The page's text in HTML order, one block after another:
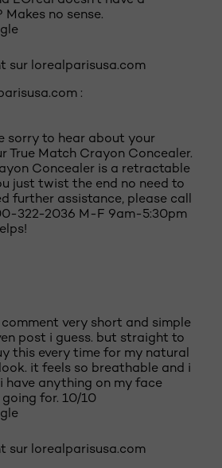
no sense.
sur lorealparisusa.com
:
sorry to hear about your
True Match Crayon Concealer.
Concealer is a retractable
just twist the end no need to
further assistance, please call
322-2036 M-F 9am-5:30pm
very short and simple
post i guess. but straight to
this every time for my natural
it feels so breathable and i
have anything on my face
for. 10/10
sur lorealparisusa.com